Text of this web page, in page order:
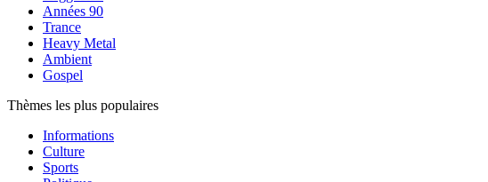
Années 90
Trance
Heavy Metal
Ambient
Gospel
Thèmes les plus populaires
Informations
Culture
Sports